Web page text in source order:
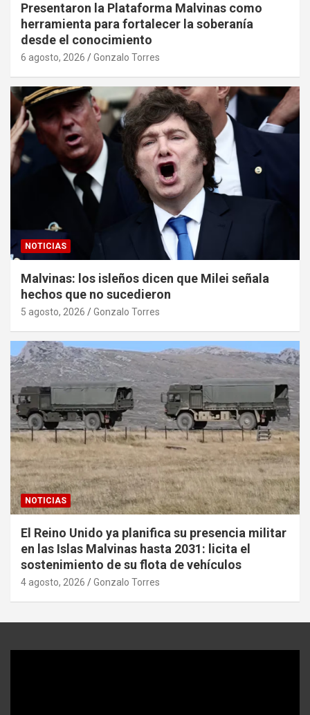
Presentaron la Plataforma Malvinas como
herramienta para fortalecer la soberanía
desde el conocimiento
6 agosto, 2026 Gonzalo Torres
NOTICIAS
Malvinas: los isleños dicen que Milei señala
hechos que no sucedieron
5 agosto, 2026 Gonzalo Torres
NOTICIAS
El Reino Unido ya planifica su presencia militar
en las Islas Malvinas hasta 2031: licita el
sostenimiento de su flota de vehículos
4 agosto, 2026 Gonzalo Torres